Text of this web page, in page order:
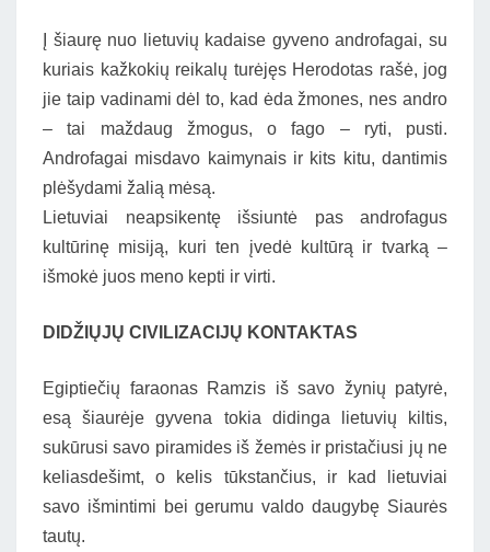
Į šiaurę nuo lietuvių kadaise gyveno androfagai, su
kuriais kažkokių reikalų turėjęs Herodotas rašė, jog
jie taip vadinami dėl to, kad ėda žmones, nes andro
– tai maždaug žmogus, o fago – ryti, pusti.
Androfagai misdavo kaimynais ir kits kitu, dantimis
plėšydami žalią mėsą.
Lietuviai neapsikentę išsiuntė pas androfagus
kultūrinę misiją, kuri ten įvedė kultūrą ir tvarką –
išmokė juos meno kepti ir virti.
DIDŽIŲJŲ CIVILIZACIJŲ KONTAKTAS
Egiptiečių faraonas Ramzis iš savo žynių patyrė,
esą šiaurėje gyvena tokia didinga lietuvių kiltis,
sukūrusi savo piramides iš žemės ir pristačiusi jų ne
keliasdešimt, o kelis tūkstančius, ir kad lietuviai
savo išmintimi bei gerumu valdo daugybę Siaurės
tautų.